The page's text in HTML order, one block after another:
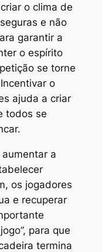
o clima de
e não
garantir a
o espírito
se torne
o
ajuda a criar
todos se
a
os jogadores
e recuperar
para que
termina